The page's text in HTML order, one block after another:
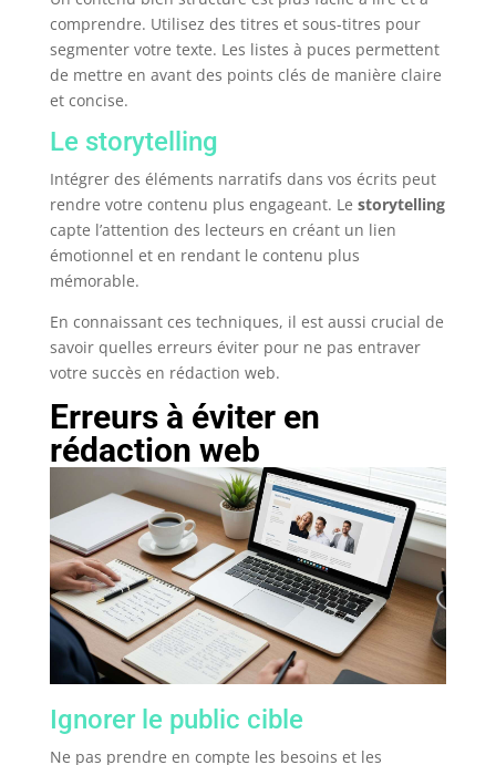
comprendre. Utilisez des titres et sous-titres pour
segmenter votre texte. Les listes à puces permettent
de mettre en avant des points clés de manière claire
et concise.
Le storytelling
Intégrer des éléments narratifs dans vos écrits peut
rendre votre contenu plus engageant. Le storytelling
capte l’attention des lecteurs en créant un lien
émotionnel et en rendant le contenu plus
mémorable.
En connaissant ces techniques, il est aussi crucial de
savoir quelles erreurs éviter pour ne pas entraver
votre succès en rédaction web.
Erreurs à éviter en
rédaction web
Ignorer le public cible
Ne pas prendre en compte les besoins et les